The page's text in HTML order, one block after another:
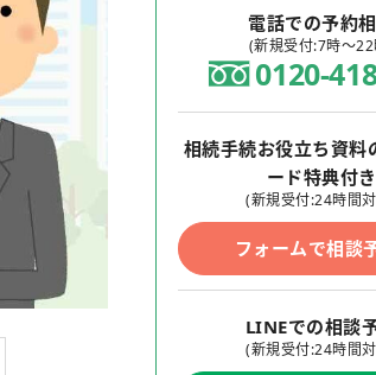
電話での予約
(新規受付:7時～
0120-
相続手続お役立ち資料
ード特典付き
(新規受付:24時間
フォームで相談
LINEでの相談
(新規受付:24時間